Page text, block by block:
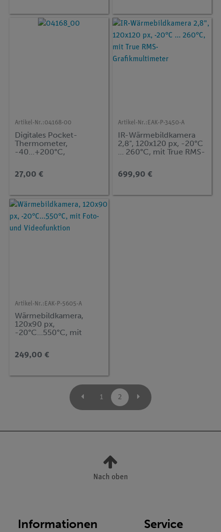
Artikel-Nr.:04168-00
Digitales Pocket-
Thermometer,
-40...+200°C,
27,00 €
Artikel-Nr.: EAK-P-3450-A
IR-Wärmebildkamera
2,8", 120x120 px, -20°C
... 260°C, mit True RMS-
699,90 €
Artikel-Nr.: EAK-P-5605-A
Wärmebildkamera,
120x90 px,
-20°C...550°C, mit
249,00 €
1 2
Nach oben
Informationen Service